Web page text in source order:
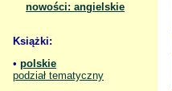
nowości: angielskie
Książki:
• polskie
podział tematyczny